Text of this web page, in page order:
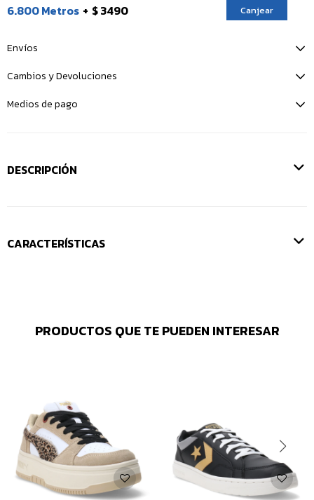
6.800 Metros $ 3490 Canjear
Envíos
Cambios y Devoluciones
Medios de pago
DESCRIPCIÓN
CARACTERÍSTICAS
PRODUCTOS QUE TE PUEDEN INTERESAR